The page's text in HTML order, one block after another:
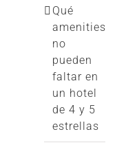
Qué
amenities
no
pueden
faltar en
un hotel
de 4 y 5
estrellas